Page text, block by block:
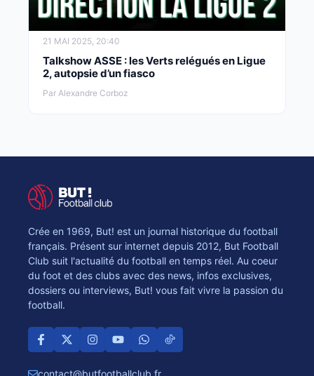
21 MAI 2025, 20:40
Talkshow ASSE : les Verts relégués en Ligue
2, autopsie d’un fiasco
Par Alexandre Corboz
Crée en 1969, But! est un journal historique du football
français. Présent sur internet depuis 2012, But Football
Club suit l'actualité du football en temps réel. Au coeur
du foot et des clubs avec des news, infos exclusives,
dossiers ou interviews, But! vous fait vivre la passion du
football.